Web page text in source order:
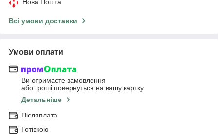
Нова Пошта
Всі умови доставки
Умови оплати
Ви отримаєте замовлення
або гроші повернуться на вашу картку
Детальніше
Післяплата
Готівкою